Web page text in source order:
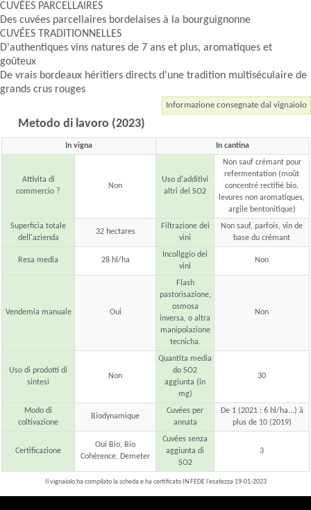
CUVÉES PARCELLAIRES
Des cuvées parcellaires bordelaises à la bourguignonne
CUVÉES TRADITIONNELLES
D'authentiques vins natures de 7 ans et plus, aromatiques et
goûteux
De vrais bordeaux héritiers directs d'une tradition multiséculaire de
grands crus rouges
Informazione consegnate dal vignaiolo
Metodo di lavoro (2023)
In vigna In cantina
Attivita di
commercio ?
Non
Uso d'additivi
altri del SO2
Non sauf crémant pour
refermentation (moût
concentré rectifié bio,
levures non aromatiques,
argile bentonitique)
Superficia totale
dell'azienda
32 hectares
Filtrazione dei
vini
Non sauf, parfois, vin de
base du crémant
Resa media 28 hl/ha
Incollggio dei
vini
Non
Vendemia manuale Oui
Flash
pastorisazione,
osmosa
inversa, o altra
manipolazione
tecnicha.
Non
Uso di prodotti di
sintesi
Non
Quantita media
do SO2
aggiunta (in
mg)
30
Modo di
coltivazione
Biodynamique
Cuvées per
annata
De 1 (2021 : 6 hl/ha...) à
plus de 10 (2019)
Certificazione
Oui Bio, Bio
Cohérence, Demeter
Cuvées senza
aggiunta di
SO2
3
Il vignaiolo ha compilato la scheda e ha certificato IN FEDE l'esatezza 19-01-2023